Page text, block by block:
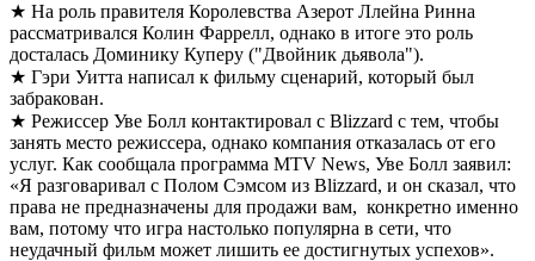
★ На роль правителя Королевства Азерот Ллейна Ринна
рассматривался Колин Фаррелл, однако в итоге это роль
досталась Доминику Куперу ("Двойник дьявола").
★ Гэри Уитта написал к фильму сценарий, который был
забракован.
★ Режиссер Уве Болл контактировал с Blizzard с тем, чтобы
занять место режиссера, однако компания отказалась от его
услуг. Как сообщала программа MTV News, Уве Болл заявил:
«Я разговаривал с Полом Сэмсом из Blizzard, и он сказал, что
права не предназначены для продажи вам, конкретно именно
вам, потому что игра настолько популярна в сети, что
неудачный фильм может лишить ее достигнутых успехов».